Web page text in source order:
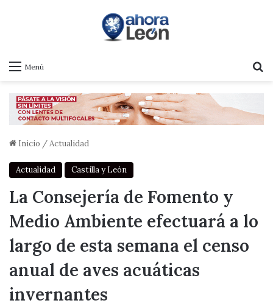
Menú
Inicio /Actualidad
Actualidad Castilla y León
La Consejería de Fomento y
Medio Ambiente efectuará a lo
largo de esta semana el censo
anual de aves acuáticas
invernantes